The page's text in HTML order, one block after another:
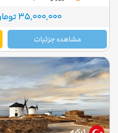
35,000,000 تومان + 258 None
مشاهده جزئیات